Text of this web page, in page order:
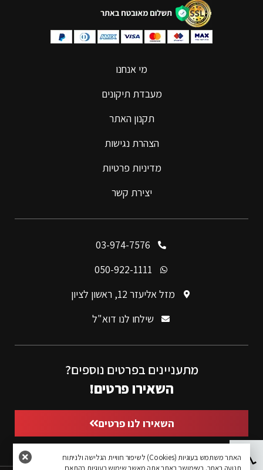
פתח סרגל נגישות
מי אנחנו
מעבדת תיקונים
תקנון האתר
הצהרת נגישות
מדיניות פרטיות
יצירת קשר
03-974-7576
050-922-1111
מזל אליעזר 12, ראשון לציון
שילחו לנו דוא"ל
מתעניינים בפרטים נוספים?
השאירו פרטים!
השאירו לנו פרטים
האתר משתמש בעוגיות (Cookies) לשיפור חוויית הגלישה ולניתוח
תנועה באתר. בשימושך באתר אתה מאשר שימוש בעוגיות בהתאם